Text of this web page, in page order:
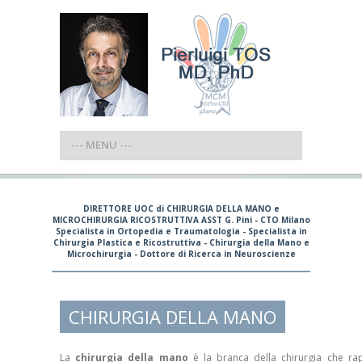
DIRETTORE UOC di CHIRURGIA DELLA MANO e
MICROCHIRURGIA RICOSTRUTTIVA ASST G. Pini - CTO Milano
Specialista in Ortopedia e Traumatologia - Specialista in
Chirurgia Plastica e Ricostruttiva - Chirurgia della Mano e
Microchirurgia - Dottore di Ricerca in Neuroscienze
CHIRURGIA DELLA MANO
La chirurgia della mano è la branca della chirurgia che